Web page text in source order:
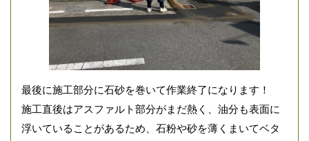
最後に施工部分に石砂を巻いて作業終了になります！
施工直後はアスファルト部分がまだ熱く、油分も表面に
浮いていることがあるため、石粉や砂を薄くまいてベタ